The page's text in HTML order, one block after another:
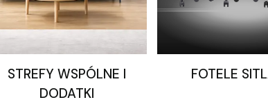
STREFY WSPÓLNE I
DODATKI
FOTELE